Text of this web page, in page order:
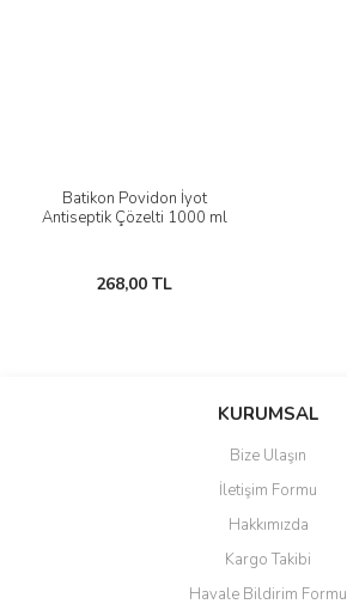
Batikon Povidon İyot
Antiseptik Çözelti 1000 ml
268,00 TL
KURUMSAL
Bize Ulaşın
İletişim Formu
Hakkımızda
Kargo Takibi
Havale Bildirim Formu